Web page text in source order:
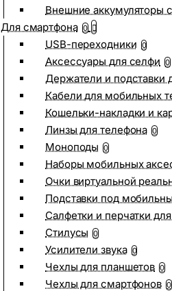
Внешние аккумуляторы
Для смартфона 0
USB-переходники 0
Аксессуары для селфи 0
Держатели и подставки
Кабели для мобильных
Кошельки-накладки и
Линзы для телефона 0
Моноподы 0
Наборы мобильных
Очки виртуальной
Подставки под
Салфетки и перчатки
Стилусы 0
Усилители звука 0
Чехлы для планшетов 0
Чехлы для смартфонов 0